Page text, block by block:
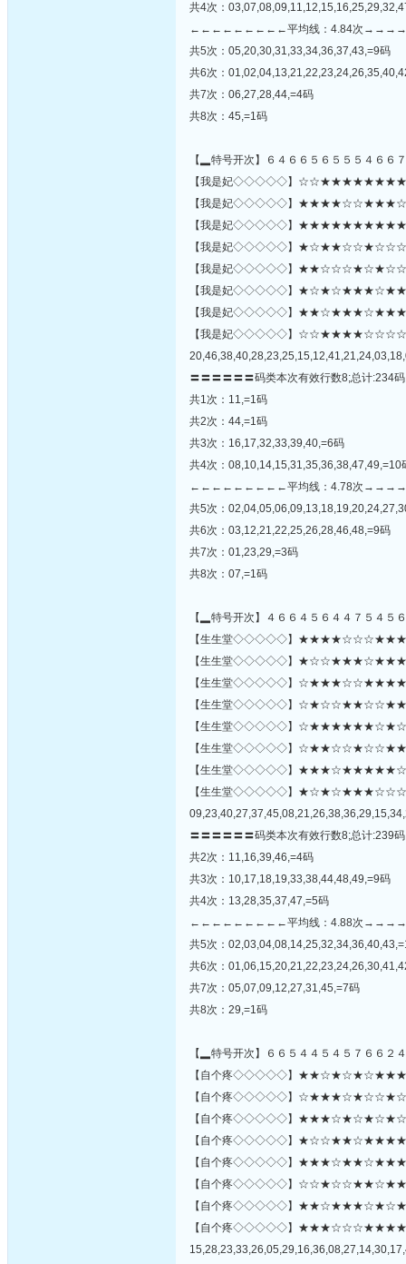
共4次：
←←←←←←←←←平均线：4.84次
共5次：05,20,30,31,33,34,36,37,43,=9码
共6次：
共7次：06,27,28,44,=4码
共8次：45,=1码
【▂特号开次】６４６６５６５５５４６６
【我是妃◇◇◇◇◇】
【我是妃◇◇◇◇◇】
【我是妃◇◇◇◇◇】
【我是妃◇◇◇◇◇】
【我是妃◇◇◇◇◇】
【我是妃◇◇◇◇◇】
【我是妃◇◇◇◇◇】
【我是妃◇◇◇◇◇】
〓〓〓〓〓〓码类本次有效行数8;总计:234
共1次：11,=1码
共2次：44,=1码
共3次：16,17,32,33,39,40,=6码
共4次：08,10,14,15,31,35,36,38,47,49,=10
←←←←←←←←←平均线：4.78次
共5次：
共6次：03,12,21,22,25,26,28,46,48,=9码
共7次：01,23,29,=3码
共8次：07,=1码
【▂特号开次】４６６４５６４４７５４５
【生生堂◇◇◇◇◇】
【生生堂◇◇◇◇◇】
【生生堂◇◇◇◇◇】
【生生堂◇◇◇◇◇】
【生生堂◇◇◇◇◇】
【生生堂◇◇◇◇◇】
【生生堂◇◇◇◇◇】
【生生堂◇◇◇◇◇】
〓〓〓〓〓〓码类本次有效行数8;总计:239
共2次：11,16,39,46,=4码
共3次：10,17,18,19,33,38,44,48,49,=9码
共4次：13,28,35,37,47,=5码
←←←←←←←←←平均线：4.88次
共5次：
共6次：
共7次：05,07,09,12,27,31,45,=7码
共8次：29,=1码
【▂特号开次】６６５４４５４５７６６２
【自个疼◇◇◇◇◇】
【自个疼◇◇◇◇◇】
【自个疼◇◇◇◇◇】
【自个疼◇◇◇◇◇】
【自个疼◇◇◇◇◇】
【自个疼◇◇◇◇◇】
【自个疼◇◇◇◇◇】
【自个疼◇◇◇◇◇】